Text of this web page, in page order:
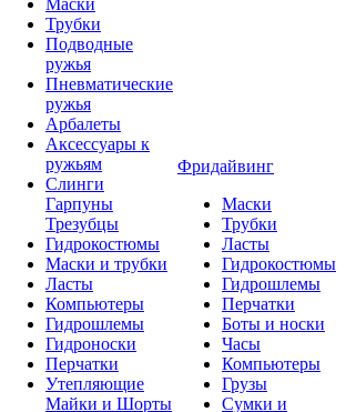
Маски
Трубки
Подводные
ружья
Пневматические
ружья
Арбалеты
Аксессуары к
ружьям
Слинги
Гарпуны
Трезубцы
Гидрокостюмы
Маски и трубки
Ласты
Компьютеры
Гидрошлемы
Гидроноски
Перчатки
Утепляющие
Майки и Шорты
Фридайвинг
Маски
Трубки
Ласты
Гидрокостюмы
Гидрошлемы
Перчатки
Боты и носки
Часы
Компьютеры
Грузы
Сумки и